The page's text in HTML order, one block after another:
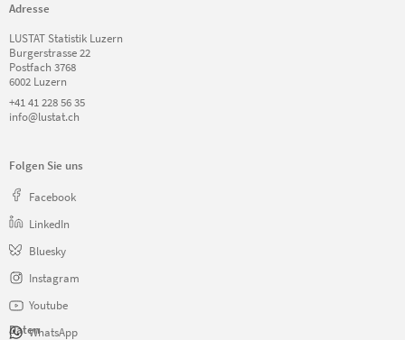
Adresse
LUSTAT Statistik Luzern
Burgerstrasse 22
Postfach 3768
6002 Luzern
+41 41 228 56 35
info@lustat.ch
Folgen Sie uns
Facebook
LinkedIn
Bluesky
Instagram
Youtube
WhatsApp
Daten